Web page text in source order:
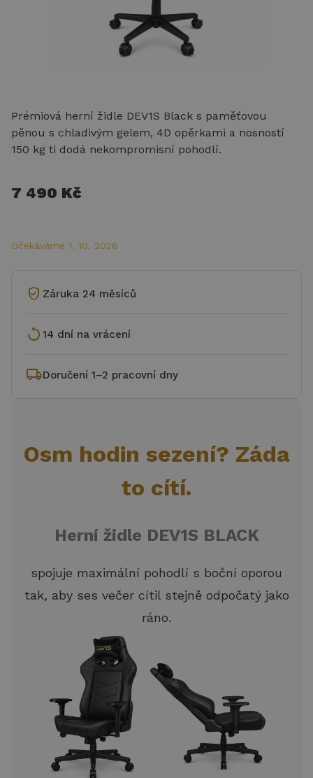
Prémiová herní židle DEV1S Black s paměťovou
pěnou s chladivým gelem, 4D opěrkami a nosností
150 kg ti dodá nekompromisní pohodlí.
7 490 Kč
Očekáváme 1. 10. 2026
verified_user Záruka 24 měsíců
replay 14 dní na vrácení
local_shippingDoručení 1–2 pracovní dny
Osm hodin sezení? Záda
to cítí.
Herní židle DEV1S BLACK
spojuje maximální pohodlí s boční oporou
tak, aby ses večer cítil stejně odpočatý jako
ráno.